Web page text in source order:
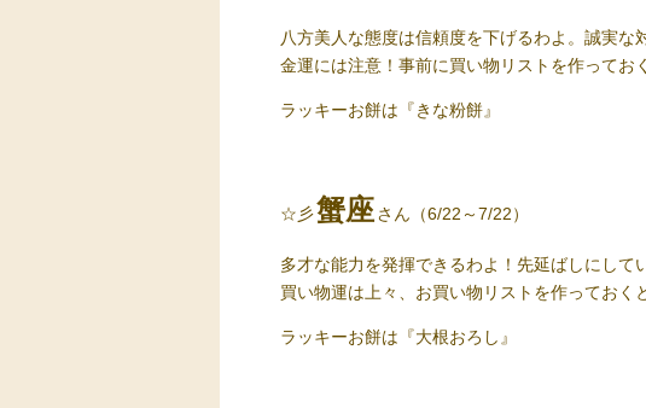
八方美人な態度は信頼度を下げるわよ。誠実な
金運には注意！事前に買い物リストを作ってお
ラッキーお餅は『きな粉餅』
☆彡蟹座さん（6/22～7/22）
多才な能力を発揮できるわよ！先延ばしにして
買い物運は上々、お買い物リストを作っておく
ラッキーお餅は『大根おろし』